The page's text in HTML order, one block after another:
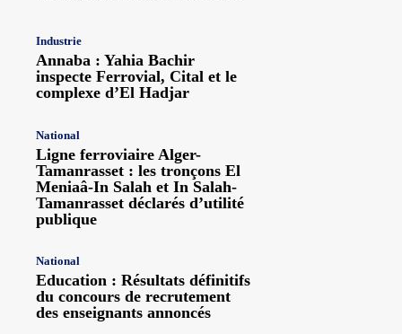
Industrie
Annaba : Yahia Bachir
inspecte Ferrovial, Cital et le
complexe d’El Hadjar
National
Ligne ferroviaire Alger-
Tamanrasset : les tronçons El
Meniaâ-In Salah et In Salah-
Tamanrasset déclarés d’utilité
publique
National
Education : Résultats définitifs
du concours de recrutement
des enseignants annoncés